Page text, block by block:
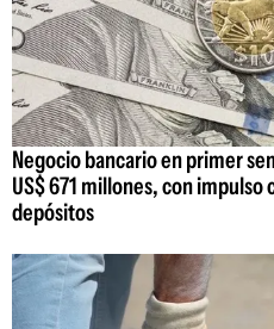
Negocio bancario en primer
US$ 671 millones, con
depósitos